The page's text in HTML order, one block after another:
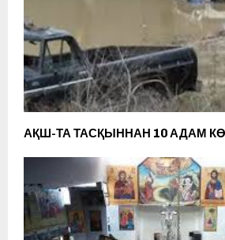
АҚШ-ТА ТАСҚЫННАН 10 АДАМ